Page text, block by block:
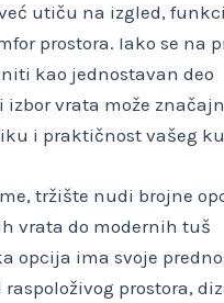
utiču na izgled,
prostora. Iako se na
kao jednostavan deo
izbor vrata može
i praktičnost vašeg
tržište nudi brojne
vrata do modernih tuš
opcija ima svoje
prostora,